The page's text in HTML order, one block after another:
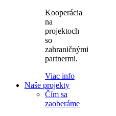
Kooperácia
na
projektoch
so
zahraničnými
partnermi.
Viac info
Naše projekty
Čím sa
zaoberáme